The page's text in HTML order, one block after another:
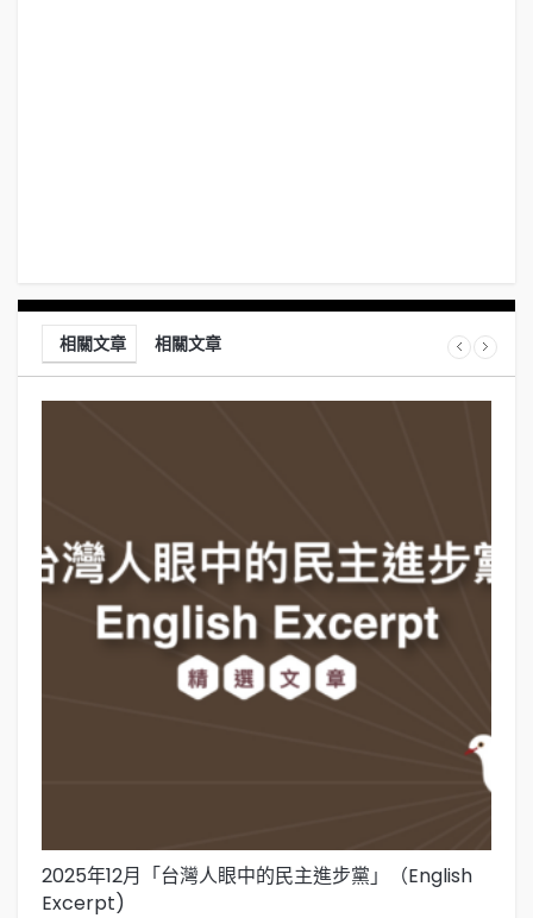
相關文章 相關文章
2025年12月「台灣人眼中的民主進步黨」（English
Excerpt)